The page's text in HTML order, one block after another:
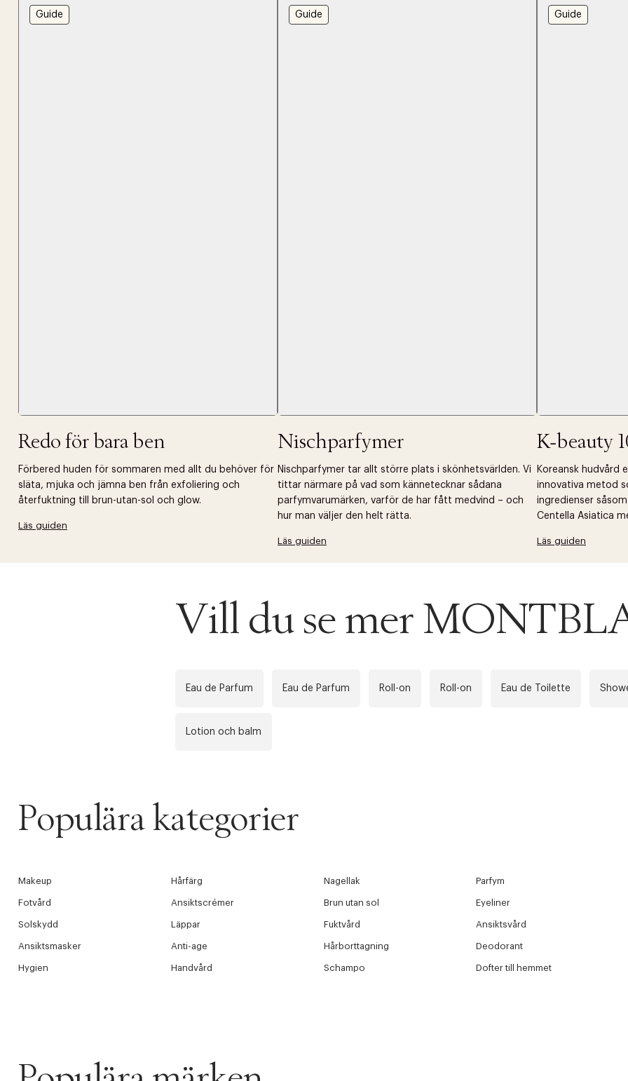
Guide
Redo för bara ben
Förbered huden för sommaren med allt du behöver för
släta, mjuka och jämna ben från exfoliering och
återfuktning till brun-utan-sol och glow.
Läs guiden
Guide
Nischparfymer
Nischparfymer tar allt större plats i skönhetsvärlden. Vi
tittar närmare på vad som kännetecknar sådana
parfymvarumärken, varför de har fått medvind – och
hur man väljer den helt rätta.
Läs guiden
Guide
K-beauty
Koreansk hudvård
innovativa metod
ingredienser
Centella Asiatica
Läs guiden
Vill du se mer
Eau de Parfum Eau de Parfum Roll-on Roll-on Eau de Toilette
Lotion och balm
Populära kategorier
Makeup Hårfärg Nagellak Parfym
Fotvård Ansiktscrémer Brun utan sol Eyeliner
Solskydd Läppar Fuktvård Ansiktsvård
Ansiktsmasker Anti-age Hårborttagning Deodorant
Hygien Handvård Schampo Dofter till hemmet